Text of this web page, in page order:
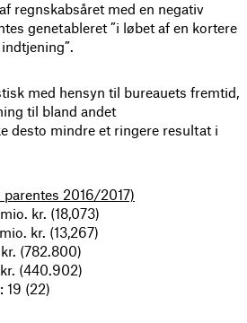
regnskabsåret med en negativ
genetableret ”i løbet af en kortere
med hensyn til bureauets fremtid,
til bland andet
desto mindre et ringere resultat i
2016/2017)
kr. (18,073)
kr. (13,267)
(782.800)
(440.902)
19 (22)